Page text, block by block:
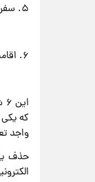
۵. سفرهای خارجی
۶. اقامت در خارج از کشور.
واجد